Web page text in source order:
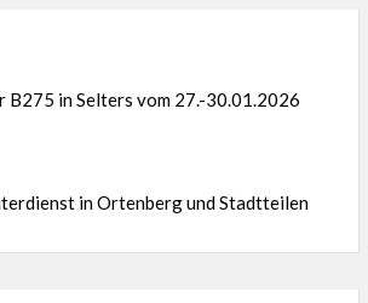
B275 in Selters vom 27.-30.01.2026
in Ortenberg und Stadtteilen